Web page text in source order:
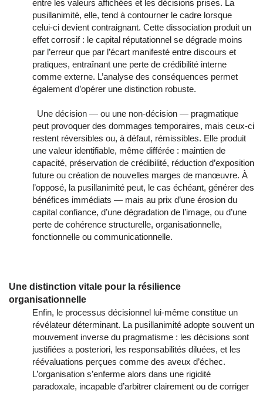
entre les valeurs affichées et les décisions prises. La
pusillanimité, elle, tend à contourner le cadre lorsque
celui-ci devient contraignant. Cette dissociation produit un
effet corrosif : le capital réputationnel se dégrade moins
par l’erreur que par l’écart manifesté entre discours et
pratiques, entraînant une perte de crédibilité interne
comme externe. L’analyse des conséquences permet
également d’opérer une distinction robuste.
peut provoquer des dommages temporaires, mais ceux-ci
restent réversibles ou, à défaut, rémissibles. Elle produit
une valeur identifiable, même différée : maintien de
capacité, préservation de crédibilité, réduction d’exposition
future ou création de nouvelles marges de manœuvre. À
l’opposé, la pusillanimité peut, le cas échéant, générer des
bénéfices immédiats — mais au prix d’une érosion du
capital confiance, d’une dégradation de l’image, ou d’une
perte de cohérence structurelle, organisationnelle,
fonctionnelle ou communicationnelle.
Une distinction vitale pour la résilience
organisationnelle
Enfin, le processus décisionnel lui-même constitue un
révélateur déterminant. La pusillanimité adopte souvent un
mouvement inverse du pragmatisme : les décisions sont
justifiées a posteriori, les responsabilités diluées, et les
réévaluations perçues comme des aveux d’échec.
L’organisation s’enferme alors dans une rigidité
paradoxale, incapable d’arbitrer clairement ou de corriger